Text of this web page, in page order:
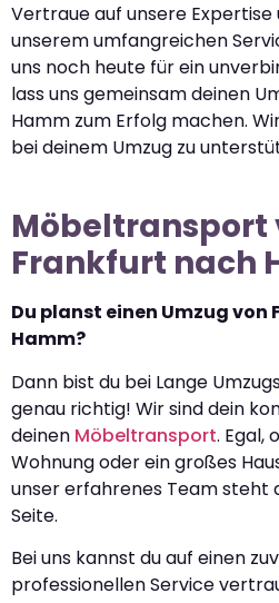
Vertraue auf unsere
unserem umfangreichen
uns noch heute für ein
lass uns gemeinsam deinen
Hamm zum Erfolg machen.
bei deinem Umzug zu
Möbeltransport
Frankfurt nach
Du planst einen Umzug
Hamm?
Dann bist du bei Lange
genau richtig! Wir sind dein
deinen Möbeltransport. Egal,
Wohnung oder ein großes
unser erfahrenes Team steht
Seite.
Bei uns kannst du auf einen
professionellen Service